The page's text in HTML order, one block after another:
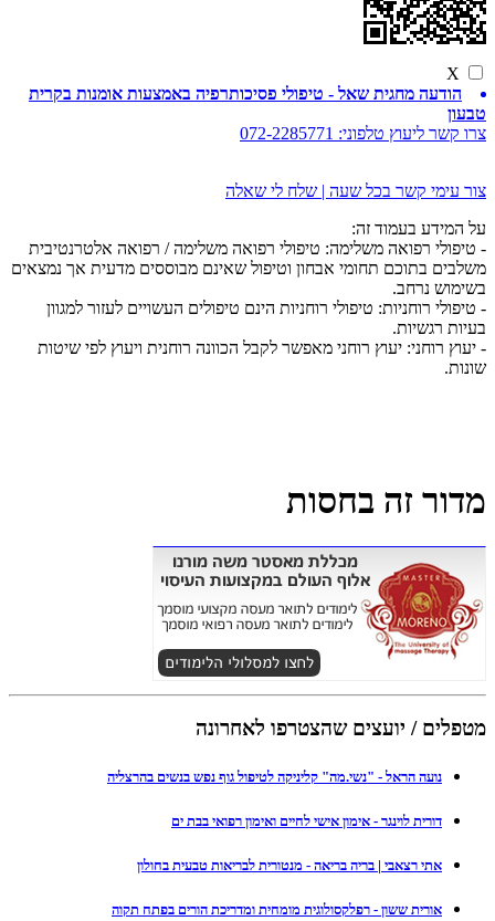
X
הודעה מחגית שאל - טיפולי פסיכותרפיה באמצעות אומנות בקרית
טבעון
צרו קשר ליעוץ טלפוני: 072-2285771
צור עימי קשר בכל שעה | שלח לי שאלה
על המידע בעמוד זה:
- טיפולי רפואה משלימה: טיפולי רפואה משלימה / רפואה אלטרנטיבית
משלבים בתוכם תחומי אבחון וטיפול שאינם מבוססים מדעית אך נמצאים
בשימוש נרחב.
- טיפולי רוחניות: טיפולי רוחניות הינם טיפולים העשויים לעזור למגוון
בעיות רגשיות.
- יעוץ רוחני: יעוץ רוחני מאפשר לקבל הכוונה רוחנית ויעוץ לפי שיטות
שונות.
מדור זה בחסות
מטפלים / יועצים שהצטרפו לאחרונה
נועה הראל - "נשי.מה" קליניקה לטיפול גוף נפש בנשים בהרצליה
דורית לוינגר - אימון אישי לחיים ואימון רפואי בבת ים
אתי רצאבי | בריה בריאה - מנטורית לבריאות טבעית בחולון
אורית ששון - רפלקסולוגית מומחית ומדריכת הורים בפתח תקוה